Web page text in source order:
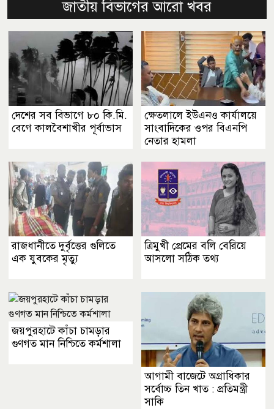
জাতীয় বিভাগের আরো খবর
দেশের সব বিভাগে ৮০ কি.মি.
বেগে কালবৈশাখীর পূর্বাভাস
ক্ষেতলালে ইউএনও কার্যালয়ে
সাংবাদিকের ওপর বিএনপি
নেতার হামলা
রাজধানীতে দুর্বৃত্তের গুলিতে
এক যুবকের মৃত্যু
ত্রিমুখী প্রেমের বলি বেরিয়ে
আসলো সঠিক তথ্য
জয়পুরহাটে কাঁচা চামড়ার
গুণগত মান নিশ্চিতে কর্মশালা
আগামী বাজেটে অগ্রাধিকার
সর্বোচ্চ তিন খাত : প্রতিমন্ত্রী
সাকি